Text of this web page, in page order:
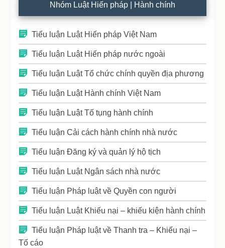
Nhóm Luật Hiến pháp | Hành chính
Tiểu luận Luật Hiến pháp Việt Nam
Tiểu luận Luật Hiến pháp nước ngoài
Tiểu luận Luật Tổ chức chính quyền địa phương
Tiểu luận Luật Hành chính Việt Nam
Tiểu luận Luật Tố tụng hành chính
Tiểu luận Cải cách hành chính nhà nước
Tiểu luận Đăng ký và quản lý hộ tịch
Tiểu luận Luật Ngân sách nhà nước
Tiểu luận Pháp luật về Quyền con người
Tiểu luận Luật Khiếu nại – khiếu kiện hành chính
Tiểu luận Pháp luật về Thanh tra – Khiếu nại –
Tố cáo